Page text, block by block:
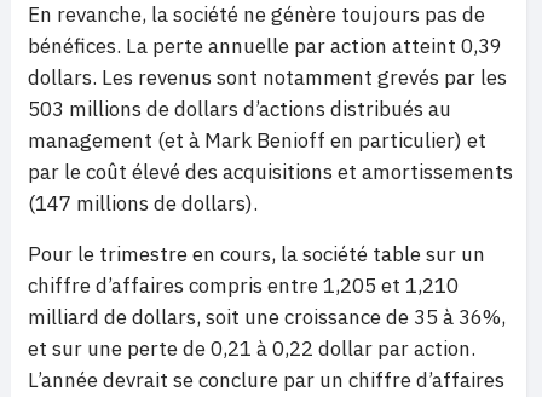
En revanche, la société ne génère toujours pas de
bénéfices. La perte annuelle par action atteint 0,39
dollars. Les revenus sont notamment grevés par les
503 millions de dollars d’actions distribués au
management (et à Mark Benioff en particulier) et
par le coût élevé des acquisitions et amortissements
(147 millions de dollars).
Pour le trimestre en cours, la société table sur un
chiffre d’affaires compris entre 1,205 et 1,210
milliard de dollars, soit une croissance de 35 à 36%,
et sur une perte de 0,21 à 0,22 dollar par action.
L’année devrait se conclure par un chiffre d’affaires